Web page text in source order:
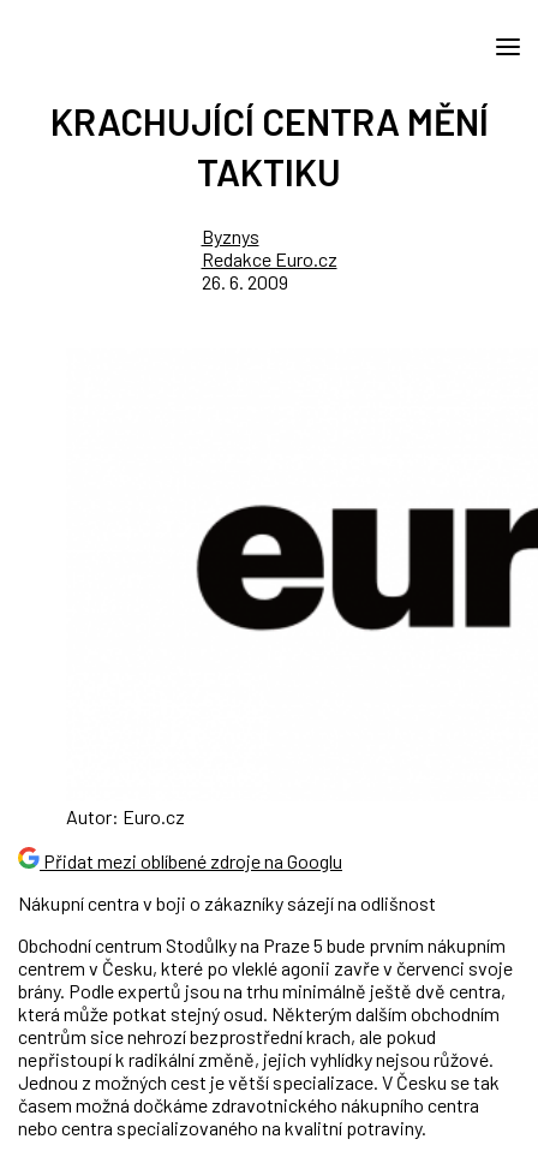
KRACHUJÍCÍ CENTRA MĚNÍ
TAKTIKU
Byznys
Redakce Euro.cz
26. 6. 2009
Autor: Euro.cz
Přidat mezi oblíbené zdroje na Googlu
Nákupní centra v boji o zákazníky sázejí na odlišnost
Obchodní centrum Stodůlky na Praze 5 bude prvním nákupním
centrem v Česku, které po vleklé agonii zavře v červenci svoje
brány. Podle expertů jsou na trhu minimálně ještě dvě centra,
která může potkat stejný osud. Některým dalším obchodním
centrům sice nehrozí bezprostřední krach, ale pokud
nepřistoupí k radikální změně, jejich vyhlídky nejsou růžové.
Jednou z možných cest je větší specializace. V Česku se tak
časem možná dočkáme zdravotnického nákupního centra
nebo centra specializovaného na kvalitní potraviny.